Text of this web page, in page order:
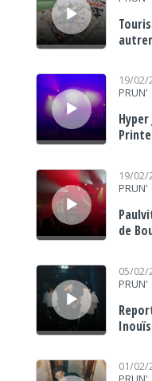
Lecteur audio
19/02/
PRUN'
Lecteur audio
19/02/
PRUN'
de
Lecteur audio
05/02/
PRUN'
Lecteur audio
01/02/